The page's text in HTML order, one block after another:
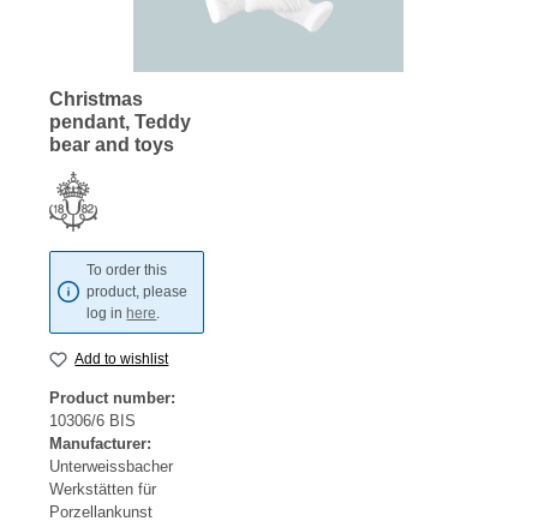
Christmas
pendant, Teddy
bear and toys
To order this
product, please
log in here.
Add to wishlist
Product number:
10306/6 BIS
Manufacturer:
Unterweissbacher
Werkstätten für
Porzellankunst